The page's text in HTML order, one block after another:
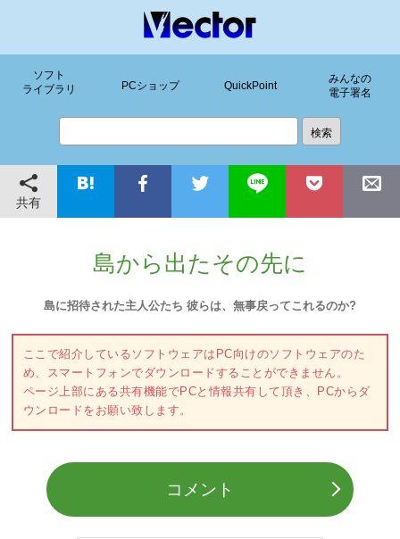
ソフト
ライブラリ
PCショップ QuickPoint
みんなの
電子署名
共有
島から出たその先に
島に招待された主人公たち 彼らは、無事戻ってこれるのか?
ここで紹介しているソフトウェアはPC向けのソフトウェアのた
め、スマートフォンでダウンロードすることができません。
ページ上部にある共有機能でPCと情報共有して頂き、PCからダ
ウンロードをお願い致します。
コメント